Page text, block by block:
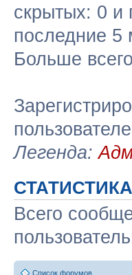
скрытых: 0 и
последние 5
Больше
Легенда:
СТАТИСТИКА
Всего
Список форумов